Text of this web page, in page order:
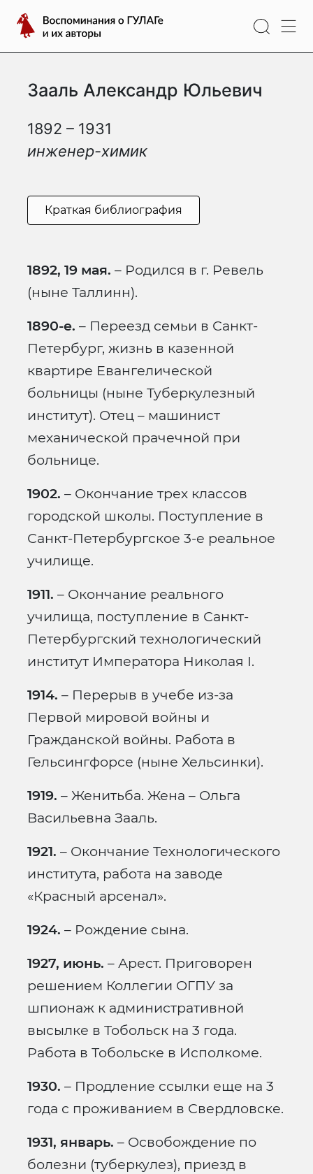
содержимому
Воспоминания
о
ГУЛАГе
ихЗааль Александр Юльевич
1892 – 1931
инженер-химик
Краткая библиография
1892, 19 мая. – Родился в г. Ревель
(ныне Таллинн).
1890-е. – Переезд семьи в Санкт-
Петербург, жизнь в казенной
квартире Евангелической
больницы (ныне Туберкулезный
институт). Отец – машинист
механической прачечной при
больнице.
1902. – Окончание трех классов
городской школы. Поступление в
Санкт-Петербургское 3-е реальное
училище.
1911. – Окончание реального
училища, поступление в Санкт-
Петербургский технологический
институт Императора Николая I.
1914. – Перерыв в учебе из-за
Первой мировой войны и
Гражданской войны. Работа в
Гельсингфорсе (ныне Хельсинки).
1919. – Женитьба. Жена – Ольга
Васильевна Зааль.
1921. – Окончание Технологического
института, работа на заводе
«Красный арсенал».
1924. – Рождение сына.
1927, июнь. – Арест. Приговорен
решением Коллегии ОГПУ за
шпионаж к административной
высылке в Тобольск на 3 года.
Работа в Тобольске в Исполкоме.
1930. – Продление ссылки еще на 3
года с проживанием в Свердловске.
1931, январь. – Освобождение по
болезни (туберкулез), приезд в